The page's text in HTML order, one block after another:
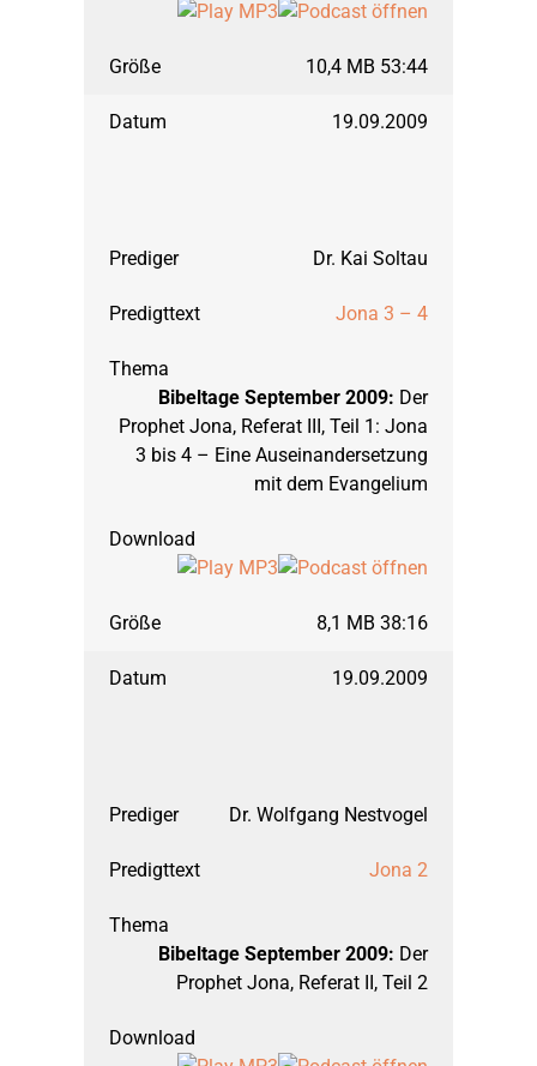
10,4 MB 53:44
19.09.2009
Dr. Kai Soltau
Jona 3 – 4
Bibeltage September 2009: Der
Prophet Jona, Referat III, Teil 1: Jona
3 bis 4 – Eine Auseinandersetzung
mit dem Evangelium
8,1 MB 38:16
19.09.2009
Dr. Wolfgang Nestvogel
Jona 2
Bibeltage September 2009: Der
Prophet Jona, Referat II, Teil 2